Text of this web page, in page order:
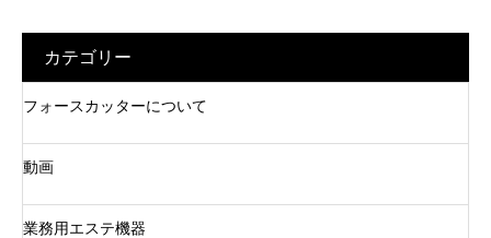
カテゴリー
フォースカッターについて
動画
業務用エステ機器